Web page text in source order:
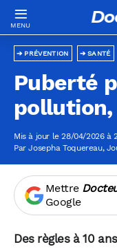
PRÉVENTION SANTÉ
Puberté
Mis à jour le 28/04/2026 à
ParJosepha Toquereau,
Mettre
Google
Des règles à 10